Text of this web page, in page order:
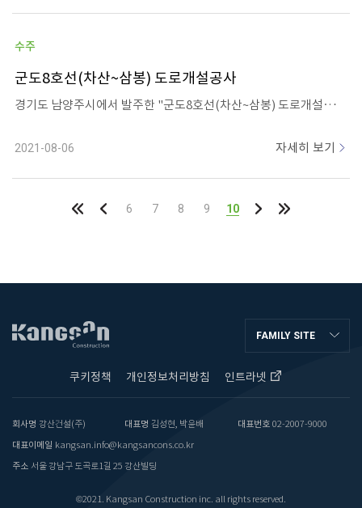
수주
군도8호선(차산~삼봉) 도로개설공사
경기도 남양주시에서 발주한 "군도8호선(차산~삼봉) 도로개설공사"를 수주하였습니다. 공사규모는 L=2.1km, B=14.5m이고, 공사기간은 착공일로부터 30개월 소요예정입니다.
2021-08-06 자세히 보기
6 7 8 9 10
FAMILY SITE
쿠키정책 개인정보처리방침 인트라넷
회사명 강산건설(주) 대표명 김성현, 박윤배 대표번호 02-2007-9000
대표이메일 kangsan.info@kangsancons.co.kr
주소 서울 강남구 도곡로1길 25 강산빌딩
©2021. Kangsan Construction inc. all rights reserved.